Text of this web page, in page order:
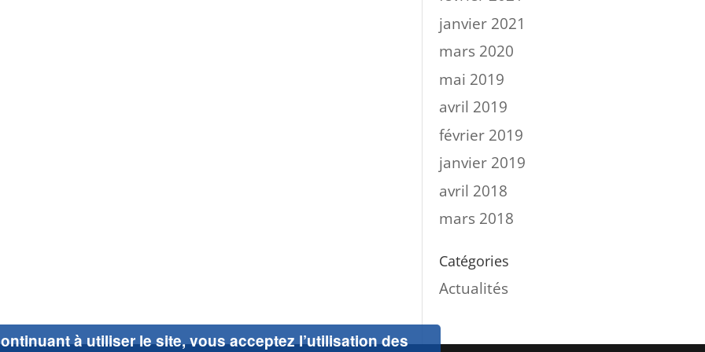
janvier 2021
mars 2020
mai 2019
avril 2019
février 2019
janvier 2019
avril 2018
mars 2018
Catégories
Actualités
à utiliser le site, vous acceptez l’utilisation des